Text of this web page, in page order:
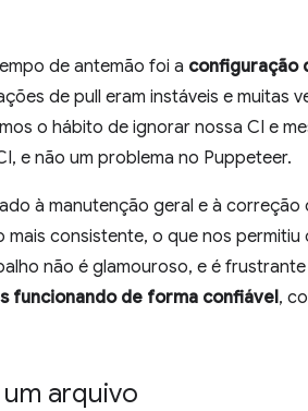
de antemão foi a configuração
de pull eram instáveis e muitas
o hábito de ignorar nossa CI e
e não um problema no Puppeteer.
à manutenção geral e à
consistente, o que nos
não é glamouroso, e é
funcionando de forma confiável,
arquivo